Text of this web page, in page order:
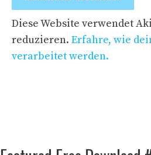
Diese Website verwendet
reduzieren. Erfahre, wie
verarbeitet werden.